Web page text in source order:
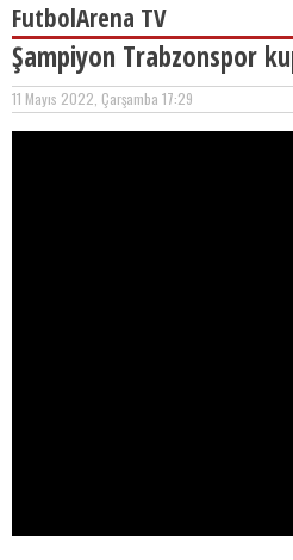
FutbolArena TV
Şampiyon Trabzonspor
11 Mayıs 2022, Çarşamba 17:29